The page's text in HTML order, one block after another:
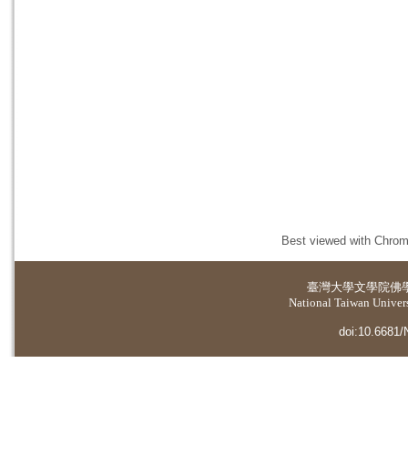
Best viewed with
臺灣大學文學院佛
National Taiwan
doi:10.6681/